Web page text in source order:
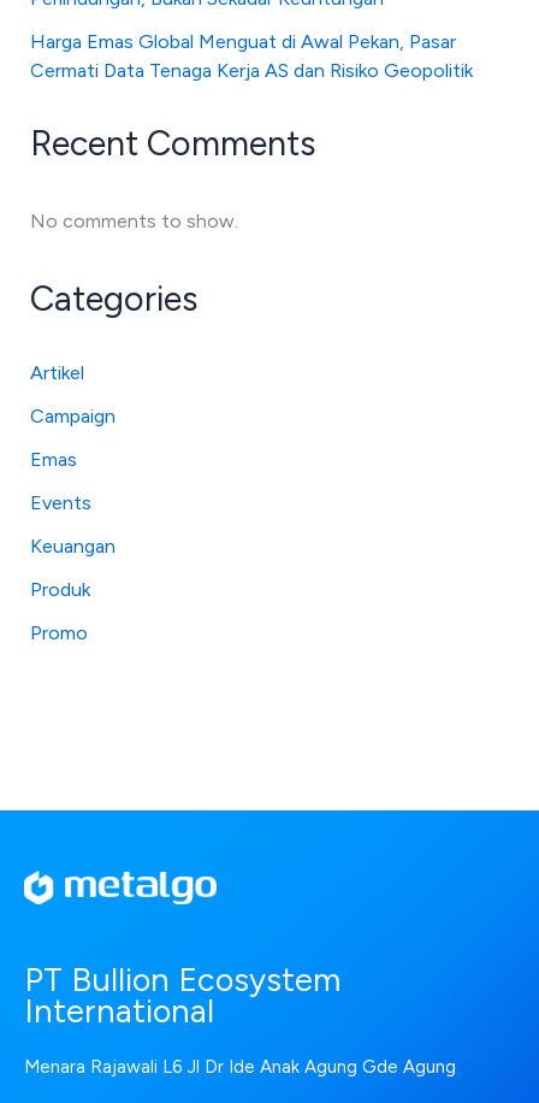
Harga Emas Global Menguat di Awal Pekan, Pasar
Cermati Data Tenaga Kerja AS dan Risiko Geopolitik
Recent Comments
No comments to show.
Categories
Artikel
Campaign
Emas
Events
Keuangan
Produk
Promo
PT Bullion Ecosystem
International
Menara Rajawali L6 Jl Dr Ide Anak Agung Gde Agung